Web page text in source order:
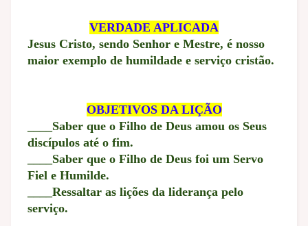
VERDADE APLICADA
Jesus Cristo, sendo Senhor e Mestre, é nosso
maior exemplo de humildade e serviço cristão.
OBJETIVOS DA LIÇÃO
____Saber que o Filho de Deus amou os Seus
discípulos até o fim.
____Saber que o Filho de Deus foi um Servo
Fiel e Humilde.
____Ressaltar as lições da liderança pelo
serviço.